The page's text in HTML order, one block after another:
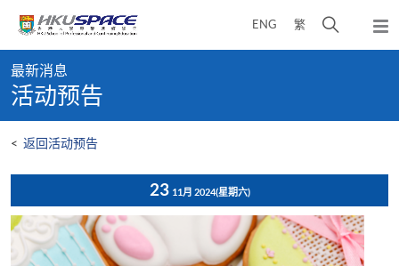
content
ENG 繁
开
弹
出
content
start
最新消息
活动预告
< 返回活动预告
23 11月 2024(星期六)